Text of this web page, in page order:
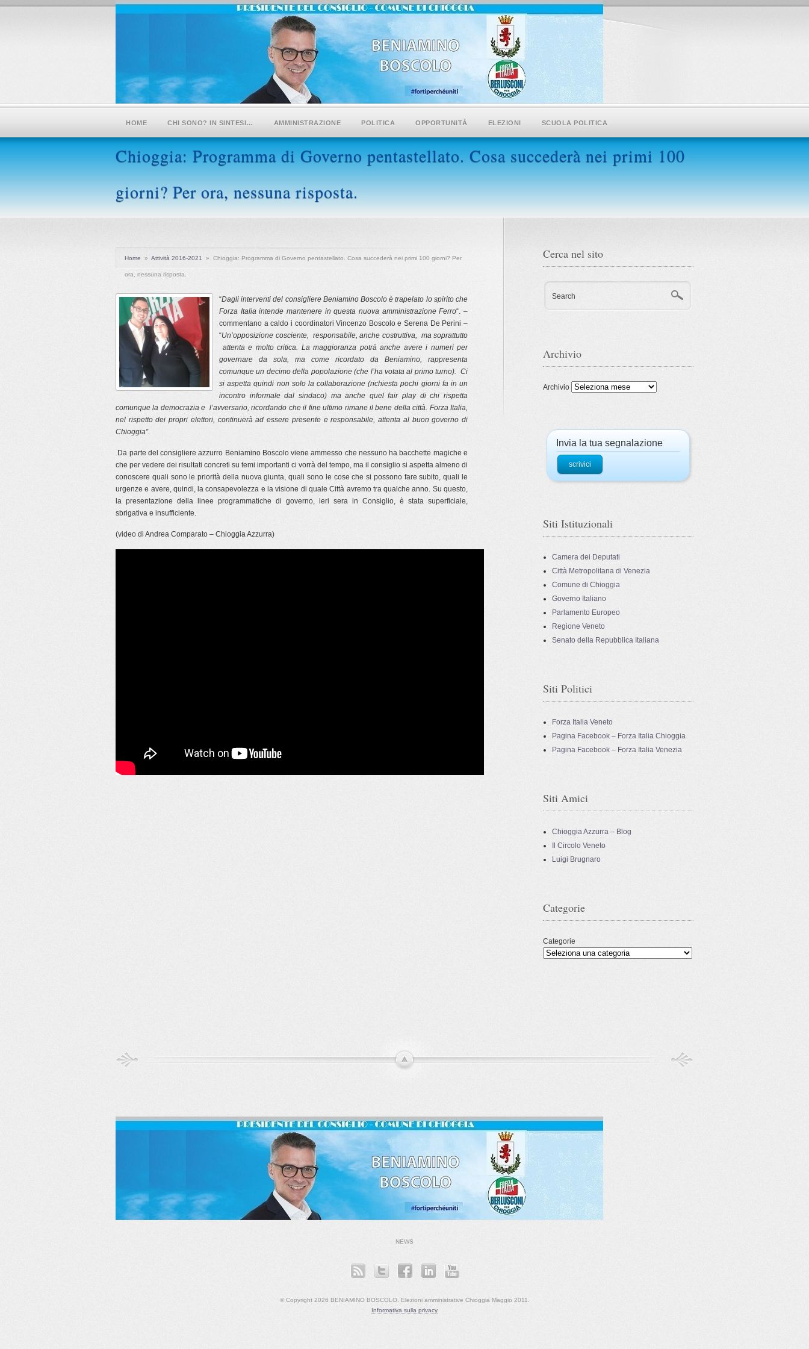
HOME CHI SONO? IN SINTESI… AMMINISTRAZIONE POLITICA OPPORTUNITÀ ELEZIONI SCUOLA POLITICA
Chioggia: Programma di Governo pentastellato. Cosa succederà nei primi 100
giorni? Per ora, nessuna risposta.
Home » Attività 2016-2021 » Chioggia: Programma di Governo pentastellato. Cosa succederà nei primi 100 giorni? Per
ora, nessuna risposta.
“Dagli interventi del consigliere Beniamino Boscolo è trapelato lo spirito che
Forza Italia intende mantenere in questa nuova amministrazione Ferro“. –
commentano a caldo i coordinatori Vincenzo Boscolo e Serena De Perini –
“Un’opposizione cosciente, responsabile, anche costruttiva, ma soprattutto
attenta e molto critica. La maggioranza potrà anche avere i numeri per
governare da sola, ma come ricordato da Beniamino, rappresenta
comunque un decimo della popolazione (che l’ha votata al primo turno). Ci
si aspetta quindi non solo la collaborazione (richiesta pochi giorni fa in un
incontro informale dal sindaco) ma anche quel fair play di chi rispetta
comunque la democrazia e l’avversario, ricordando che il fine ultimo rimane il bene della città. Forza Italia,
nel rispetto dei propri elettori, continuerà ad essere presente e responsabile, attenta al buon governo di
Chioggia”.
Da parte del consigliere azzurro Beniamino Boscolo viene ammesso che nessuno ha bacchette magiche e
che per vedere dei risultati concreti su temi importanti ci vorrà del tempo, ma il consiglio si aspetta almeno di
conoscere quali sono le priorità della nuova giunta, quali sono le cose che si possono fare subito, quali le
urgenze e avere, quindi, la consapevolezza e la visione di quale Città avremo tra qualche anno. Su questo,
la presentazione della linee programmatiche di governo, ieri sera in Consiglio, è stata superficiale,
sbrigativa e insufficiente.
(video di Andrea Comparato – Chioggia Azzurra)
Cerca nel sito
Search
Archivio
Archivio
Invia la tua segnalazione
scrivici
Siti Istituzionali
Camera dei Deputati
Città Metropolitana di Venezia
Comune di Chioggia
Governo Italiano
Parlamento Europeo
Regione Veneto
Senato della Repubblica Italiana
Siti Politici
Forza Italia Veneto
Pagina Facebook – Forza Italia Chioggia
Pagina Facebook – Forza Italia Venezia
Siti Amici
Chioggia Azzurra – Blog
Il Circolo Veneto
Luigi Brugnaro
Categorie
Categorie
NEWS
© Copyright 2026 BENIAMINO BOSCOLO. Elezioni amministrative Chioggia Maggio 2011.
Informativa sulla privacy